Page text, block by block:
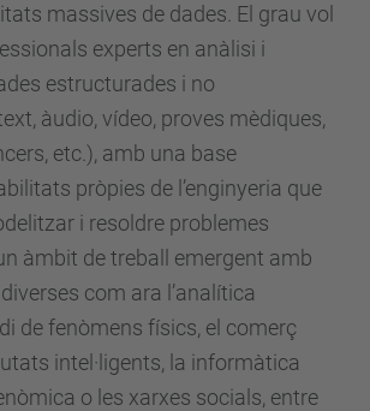
massives de dades. El grau vol
experts en anàlisi i
estructurades i no
àudio, vídeo, proves mèdiques,
etc.), amb una base
pròpies de l’enginyeria que
i resoldre problemes
àmbit de treball emergent amb
com ara l’analítica
de fenòmens físics, el comerç
intel·ligents, la informàtica
o les xarxes socials, entre